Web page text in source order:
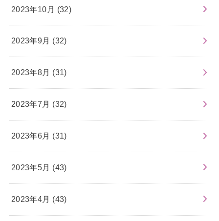
2023年10月 (32)
2023年9月 (32)
2023年8月 (31)
2023年7月 (32)
2023年6月 (31)
2023年5月 (43)
2023年4月 (43)